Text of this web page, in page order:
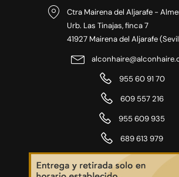
Ctra Mairena del Aljarafe -
Urb. Las Tinajas, finca 7
41927 Mairena del Aljarafe
955 60 91 70
609 557 216
955 609 935
689 613 979